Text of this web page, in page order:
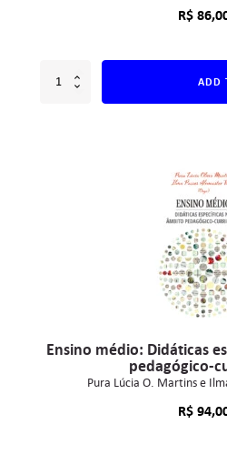
R$
ADD
Ensino médio: Didáticas
pedagógico-
Pura Lúcia O. Martins e
R$